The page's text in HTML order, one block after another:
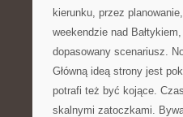
kierunku, przez
weekendzie nad
dopasowany scenariusz.
Główną ideą strony jest
potrafi też być kojące.
skalnymi zatoczkami.